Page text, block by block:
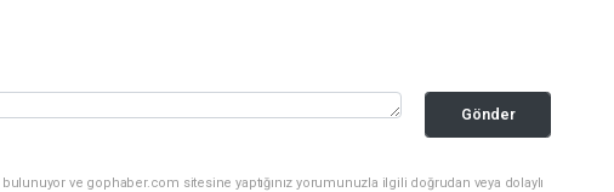
Gönder
ve gophaber.com sitesine yaptığınız yorumunuzla ilgili doğrudan veya dolaylı